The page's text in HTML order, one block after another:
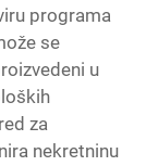
programa
se
u
za
nekretninu